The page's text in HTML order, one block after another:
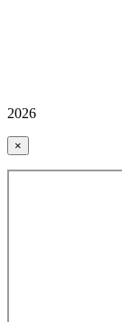
2026
×